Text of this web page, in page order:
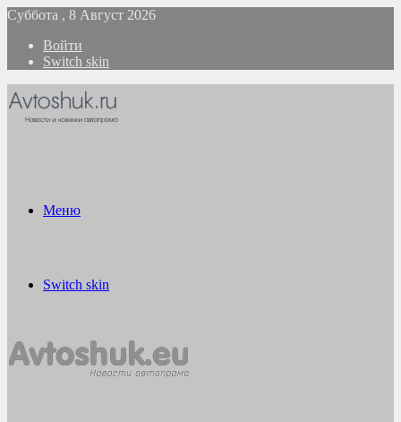
Суббота , 8 Август 2026
Войти
Switch skin
Меню
Switch skin